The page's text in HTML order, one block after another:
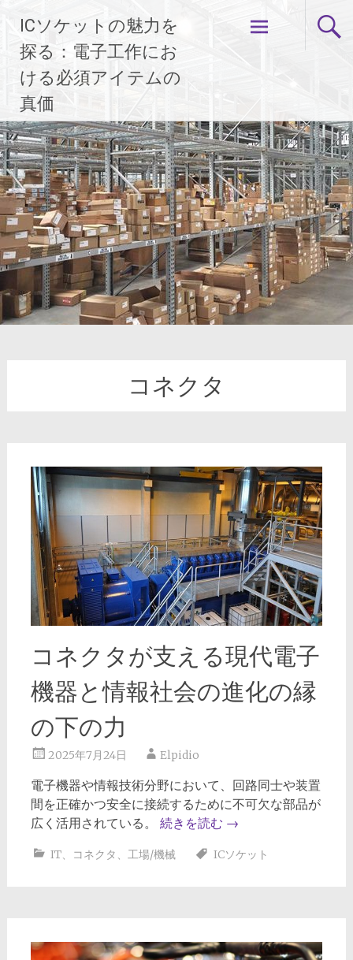
ス
キ
ッ
プ
ICソケットの魅力を
探る：電子工作にお
ける必須アイテムの
真価
コネクタ
コネクタが支える現代電子
機器と情報社会の進化の縁
の下の力
2025年7月24日 Elpidio
電子機器や情報技術分野において、回路同士や装置
間を正確かつ安全に接続するために不可欠な部品が
広く活用されている。 続きを読む →
IT、 コネクタ 、 工場/機械 ICソケット